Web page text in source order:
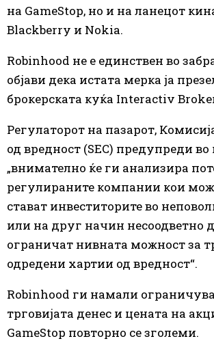
на GameStop, но и на ланецот
Blackberry и Nokiа.
Robinhood не е единствен во
објави дека истата мерка ја
брокерската куќа Interactiv
Регулаторот на пазарот,
од вредност (SEC) предупреди во
„внимателно ќе ги анализира
регулираните компании кои
стават инвеститорите во
или на друг начин несоодветно
ограничат нивната можност за
одредени хартии од вредност“.
Robinhood ги намали
трговијата денес и цената на
GameStop повторно се зголеми.